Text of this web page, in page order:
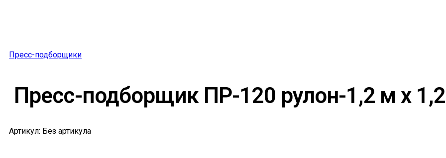
Пресс-подборщики
Пресс-подборщик ПР-120 рулон-1,2 м х
Артикул: Без артикула